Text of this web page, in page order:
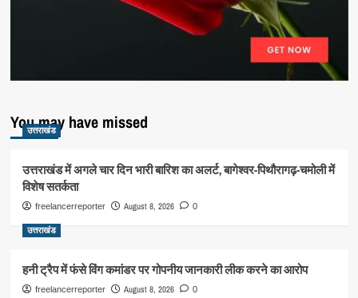
You may have missed
उत्तराखंड
उत्तराखंड में अगले चार दिन भारी बारिश का अलर्ट, बागेश्वर-पिथौरागढ़-चमोली में
विशेष सतर्कता
freelancerreporter August 8, 2026 0
उत्तराखंड
हनी ट्रैप में फंसे विंग कमांडर पर गोपनीय जानकारी लीक करने का आरोप
freelancerreporter August 8, 2026 0